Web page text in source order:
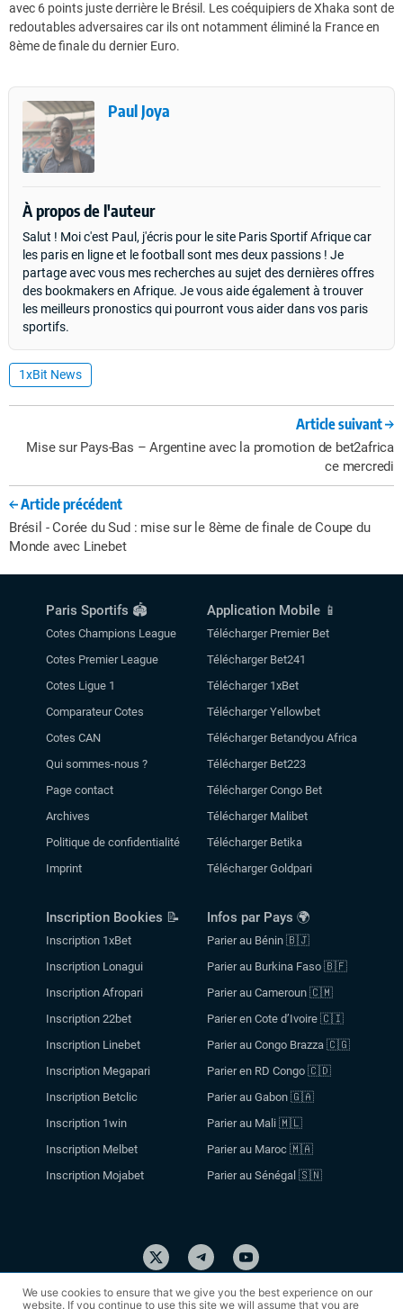
avec 6 points juste derrière le Brésil. Les coéquipiers de Xhaka sont de
redoutables adversaires car ils ont notamment éliminé la France en
8ème de finale du dernier Euro.
Paul Joya
À propos de l'auteur
Salut ! Moi c'est Paul, j'écris pour le site Paris Sportif Afrique car
les paris en ligne et le football sont mes deux passions ! Je
partage avec vous mes recherches au sujet des dernières offres
des bookmakers en Afrique. Je vous aide également à trouver
les meilleurs pronostics qui pourront vous aider dans vos paris
sportifs.
1xBit News
Article suivant
Mise sur Pays-Bas – Argentine avec la promotion de bet2africa
ce mercredi
Article précédent
Brésil - Corée du Sud : mise sur le 8ème de finale de Coupe du
Monde avec Linebet
Paris Sportifs 🏟️
Cotes Champions League
Cotes Premier League
Cotes Ligue 1
Comparateur Cotes
Cotes CAN
Qui sommes-nous ?
Page contact
Archives
Politique de confidentialité
Imprint
Inscription Bookies 📝
Inscription 1xBet
Inscription Lonagui
Inscription Afropari
Inscription 22bet
Inscription Linebet
Inscription Megapari
Inscription Betclic
Inscription 1win
Inscription Melbet
Inscription Mojabet
Application Mobile 📱
Télécharger Premier Bet
Télécharger Bet241
Télécharger 1xBet
Télécharger Yellowbet
Télécharger Betandyou Africa
Télécharger Bet223
Télécharger Congo Bet
Télécharger Malibet
Télécharger Betika
Télécharger Goldpari
Infos par Pays 🌍
Parier au Bénin 🇧🇯
Parier au Burkina Faso 🇧🇫
Parier au Cameroun 🇨🇲
Parier en Cote d’Ivoire 🇨🇮
Parier au Congo Brazza 🇨🇬
Parier en RD Congo 🇨🇩
Parier au Gabon 🇬🇦
Parier au Mali 🇲🇱
Parier au Maroc 🇲🇦
Parier au Sénégal 🇸🇳
© 2026 parissportif-afrique.com
We use cookies to ensure that we give you the best experience on our
website. If you continue to use this site we will assume that you are